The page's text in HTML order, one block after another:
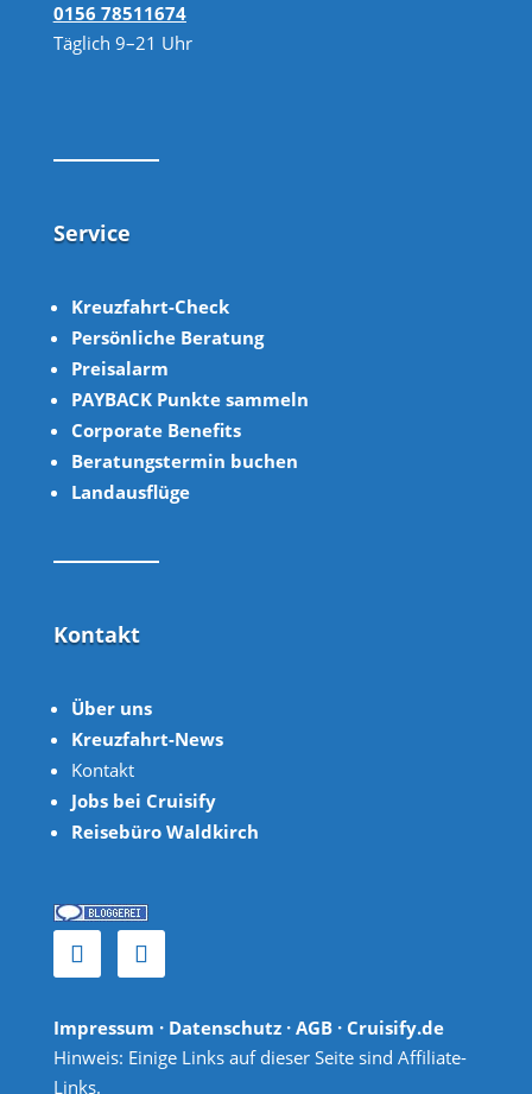
0156 78511674
Täglich 9–21 Uhr
Service
Kreuzfahrt-Check
Persönliche Beratung
Preisalarm
PAYBACK Punkte sammeln
Corporate Benefits
Beratungstermin buchen
Landausflüge
Kontakt
Über uns
Kreuzfahrt-News
Kontakt
Jobs bei Cruisify
Reisebüro Waldkirch
Impressum · Datenschutz· AGB· Cruisify.de
Hinweis: Einige Links auf dieser Seite sind Affiliate-
Links.